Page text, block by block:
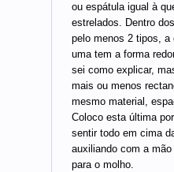
ou espátula igual à
estrelados. Dentro
pelo menos 2 tipos, a
uma tem a forma
sei como explicar,
mais ou menos
mesmo material,
Coloco esta última
sentir todo em cima
auxiliando com a
para o molho.